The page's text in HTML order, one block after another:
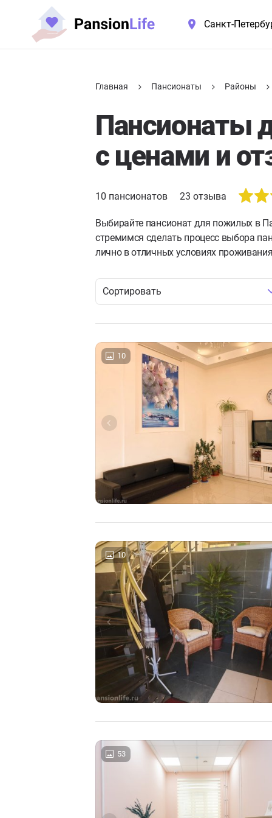
Санкт-
Главная Пансионаты Районы
Пансионаты
с ценами и
10 пансионатов 23 отзыва
Выбирайте пансионат для пожилых в
стремимся сделать процесс выбора
лично в отличных условиях
Сортировать
10
10
53